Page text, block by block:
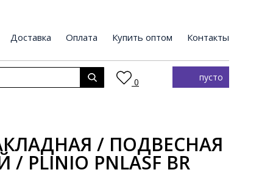
Доставка Оплата Купить оптом Контакты
0 пусто
/ ПОДВЕСНАЯ
PLINIO PNLASF BR